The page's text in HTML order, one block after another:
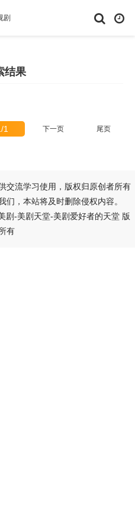
剧 短剧大全 体育
结果
1 下一页 尾页
交流学习使用，版权归原创者所有
，本站将及时删除侵权内容。
剧-美剧天堂-美剧爱好者的天堂 版
有